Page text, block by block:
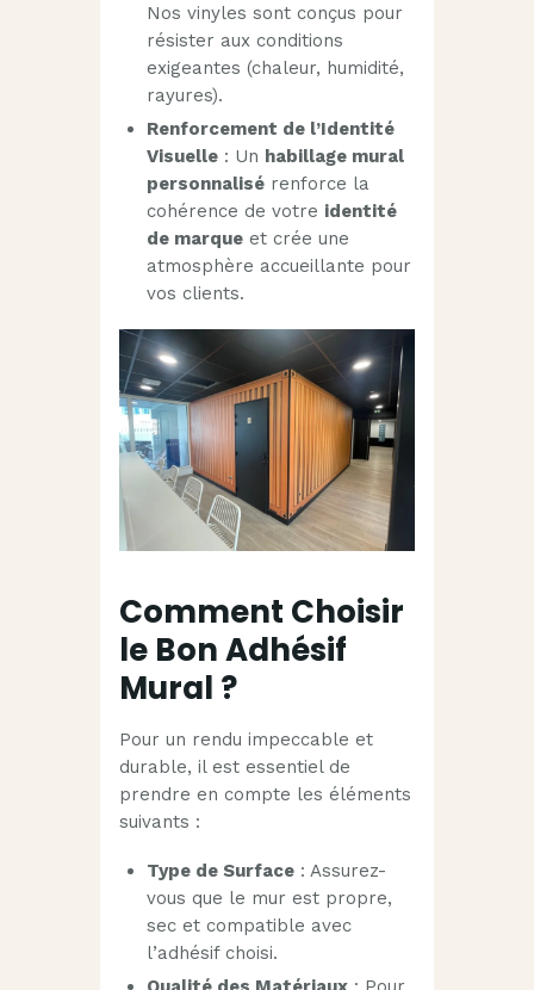
Nos vinyles sont conçus pour
résister aux conditions
exigeantes (chaleur, humidité,
rayures).
Renforcement de l’Identité
Visuelle: Un habillage mural
personnalisérenforce la
cohérence de votre identité
de marqueet crée une
atmosphère accueillante pour
vos clients.
Comment Choisir
le Bon Adhésif
Mural ?
Pour un rendu impeccable et
durable, il est essentiel de
prendre en compte les éléments
suivants :
Type de Surface: Assurez-
vous que le mur est propre,
sec et compatible avec
l’adhésif choisi.